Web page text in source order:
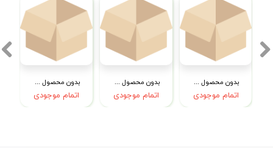
بدون محصول جهت نمایش
اتمام موجودی
بدون محصول جهت نمایش
اتمام موجودی
بدون محصول جهت نمایش
اتمام موجودی